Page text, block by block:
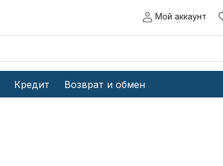
Мой аккаунт
Кредит Возврат и обмен